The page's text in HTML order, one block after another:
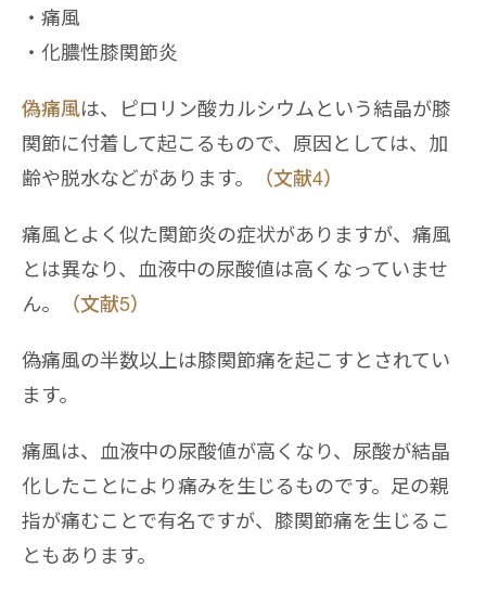
痛風
化膿性膝関節炎
偽痛風は、ピロリン酸カルシウムという結晶が膝
関節に付着して起こるもので、原因としては、加
齢や脱水などがあります。
（文献4）
痛風とよく似た関節炎の症状がありますが、痛風
とは異なり、血液中の尿酸値は高くなっていませ
ん。
（文献5）
偽痛風の半数以上は膝関節痛を起こすとされてい
ます。
痛風は、血液中の尿酸値が高くなり、尿酸が結晶
化したことにより痛みを生じるものです。足の親
指が痛むことで有名ですが、膝関節痛を生じるこ
ともあります。